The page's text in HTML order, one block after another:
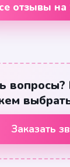
отзывы на
Заказать